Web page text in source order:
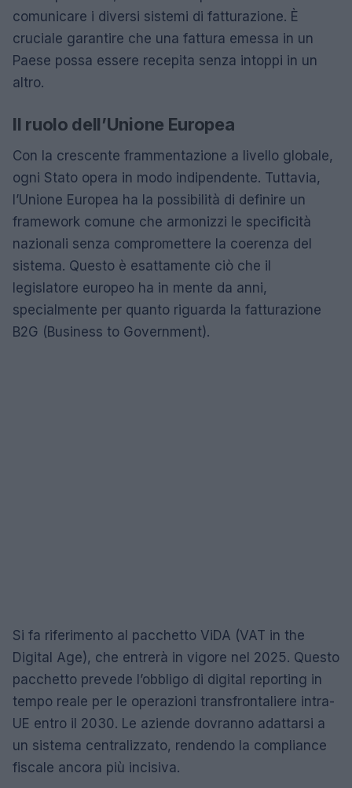
comunicare i diversi sistemi di fatturazione. È
cruciale garantire che una fattura emessa in un
Paese possa essere recepita senza intoppi in un
altro.
Il ruolo dell’Unione Europea
Con la crescente frammentazione a livello globale,
ogni Stato opera in modo indipendente. Tuttavia,
l’Unione Europea ha la possibilità di definire un
framework comune che armonizzi le specificità
nazionali senza compromettere la coerenza del
sistema. Questo è esattamente ciò che il
legislatore europeo ha in mente da anni,
specialmente per quanto riguarda la fatturazione
B2G (Business to Government).
Si fa riferimento al pacchetto ViDA (VAT in the
Digital Age), che entrerà in vigore nel 2025. Questo
pacchetto prevede l’obbligo di digital reporting in
tempo reale per le operazioni transfrontaliere intra-
UE entro il 2030. Le aziende dovranno adattarsi a
un sistema centralizzato, rendendo la compliance
fiscale ancora più incisiva.